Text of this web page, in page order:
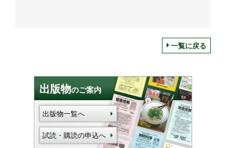
一覧に戻る
出版物のご案内
出版物一覧へ
試読・購読の申込へ